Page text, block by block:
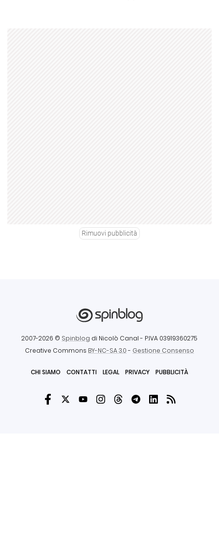
Rimuovi pubblicità
2007-2026 © Spinblog di Nicolò Canal - P.IVA 03919360275
Creative Commons BY-NC-SA 3.0- Gestione Consenso
CHI SIAMO CONTATTI LEGAL PRIVACY PUBBLICITÀ